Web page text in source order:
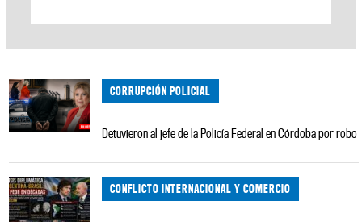
CORRUPCIÓN POLICIAL
Detuvieron al jefe de la Policía Federal en Córdoba por robo
CONFLICTO INTERNACIONAL Y COMERCIO